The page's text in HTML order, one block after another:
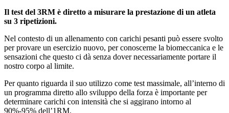
Il test del 3RM è diretto a misurare la prestazione di un atleta
su 3 ripetizioni.
Nel contesto di un allenamento con carichi pesanti può essere svolto
per provare un esercizio nuovo, per conoscerne la biomeccanica e le
sensazioni che questo ci dà senza dover necessariamente portare il
nostro corpo al limite.
Per quanto riguarda il suo utilizzo come test massimale, all’interno di
un programma diretto allo sviluppo della forza è importante per
determinare carichi con intensità che si aggirano intorno al
90%-95% dell’1RM.